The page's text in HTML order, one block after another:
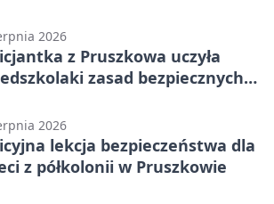
2026
z Pruszkowa uczyła
zasad bezpiecznych
2026
lekcja bezpieczeństwa dla
z półkolonii w Pruszkowie